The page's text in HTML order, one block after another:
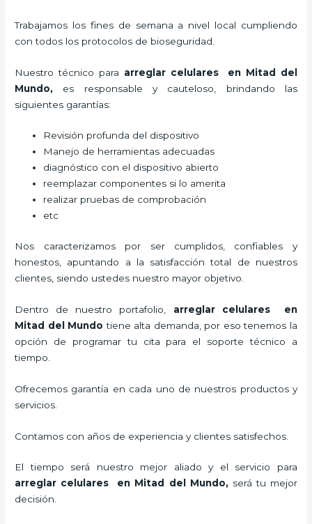
Trabajamos los fines de semana a nivel local cumpliendo
con todos los protocolos de bioseguridad.
Nuestro técnico para arreglar celulares en Mitad del
Mundo, es responsable y cauteloso, brindando las
siguientes garantías:
Revisión profunda del dispositivo
Manejo de herramientas adecuadas
diagnóstico con el dispositivo abierto
reemplazar componentes si lo amerita
realizar pruebas de comprobación
etc
Nos caracterizamos por ser cumplidos, confiables y
honestos, apuntando a la satisfacción total de nuestros
clientes, siendo ustedes nuestro mayor objetivo.
Dentro de nuestro portafolio, arreglar celulares en
Mitad del Mundo tiene alta demanda, por eso tenemos la
opción de programar tu cita para el soporte técnico a
tiempo.
Ofrecemos garantía en cada uno de nuestros productos y
servicios.
Contamos con años de experiencia y clientes satisfechos.
El tiempo será nuestro mejor aliado y el servicio para
arreglar celulares en Mitad del Mundo, será tu mejor
decisión.